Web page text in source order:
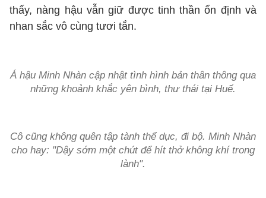
thấy, nàng hậu vẫn giữ được tinh thần ổn định và
nhan sắc vô cùng tươi tắn.
Á hậu Minh Nhàn cập nhật tình hình bản thân thông qua
những khoảnh khắc yên bình, thư thái tại Huế.
Cô cũng không quên tập tành thể dục, đi bộ. Minh Nhàn
cho hay: "Dậy sớm một chút để hít thở không khí trong
lành".